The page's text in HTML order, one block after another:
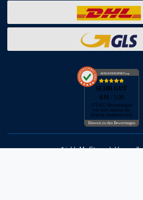
AUSGEZEICHNET.org
SEHR GUT
4.91 / 5.00
173.452 Bewertungen
von hier, amazon.de,
ebay.de, facebook.com
Hinweis zu den Bewertungen
* inkl. MwSt. zzgl.